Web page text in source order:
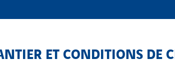
ET CONDITIONS DE